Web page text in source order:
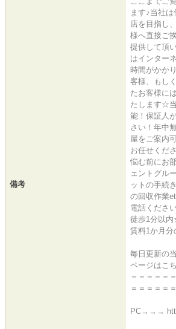
備考
ます♪当社
店を目指し
様へ直接ご
提供して頂
はインター
時間がかか
客様、もし
たお客様に
たします☆
能！保証人
さい！年中
屋をご案内
お任せくだ
悩む前にお
ェントグル
ットの手続
の回収作業
電話くださ
徒歩1分以
賃料1か月分
毎日更新の
ページはこ
＝＝＝＝＝
＝＝＝＝＝＝
PC→→→